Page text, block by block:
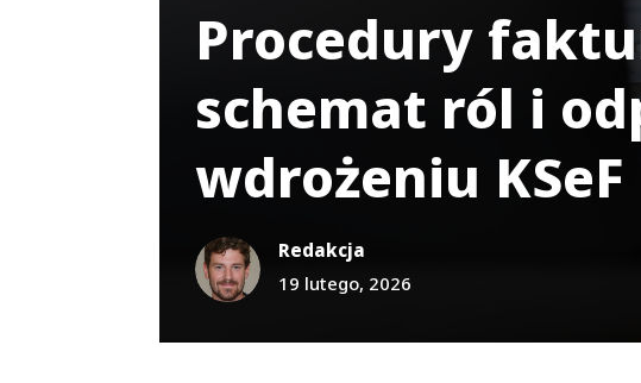
Procedury
schemat ról i
wdrożeniu KSeF
Redakcja
19 lutego, 2026